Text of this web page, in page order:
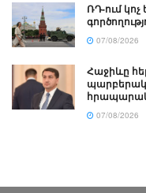
ՌԴ-ում
07/08/2026
Հաջիևը
07/08/2026